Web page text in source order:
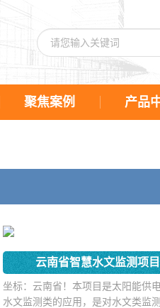
聚焦案例 产品
云南省智慧水文监测项目
坐标：云南省！本项目是太阳能供
水文监测类的应用，是对水文类监